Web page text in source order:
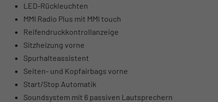
LED-Rückleuchten
MMI Radio Plus mit MMI touch
Reifendruckkontrollanzeige
Sitzheizung vorne
Spurhalteassistent
Seiten- und Kopfairbags vorne
Start/Stop Automatik
Soundsystem mit 6 passiven Lautsprechern